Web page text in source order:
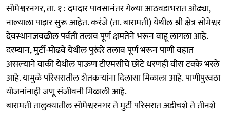
सोमेश्वरनगर, ता. १ : दमदार पावसानंतर गेल्या आठवडाभरात ओढ्या,
नाल्याला पाझर सुरू आहेत. करंजे (ता. बारामती) येथील श्री क्षेत्र सोमेश्वर
देवस्थानजवळील पर्वती तलाव पूर्ण क्षमतेने भरून वाहू लागला आहे.
दरम्यान, मुर्टी-मोढवे येथील पुरंदरे तलाव पूर्ण भरून पाणी वहात
असल्याने वाकी येथील पाऊण टीएमसीचे छोटे धरणही वीस टक्के भरले
आहे. यामुळे परिसरातील शेतकऱ्यांना दिलासा मिळाला आहे. पाणीपुरवठा
योजनांनाही जणू संजीवनी मिळाली आहे.
बारामती तालुक्यातील सोमेश्वरनगर ते मुर्टी परिसरात अडीचशे ते तीनशे